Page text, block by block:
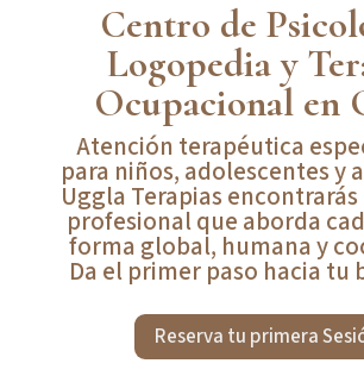
Centro de
Logopedia y
Ocupacional en
Atención terapéutica
para niños, adolescentes y
Uggla Terapias
profesional que aborda
forma global, humana y
Da el primer paso hacia tu
Reserva tu primera